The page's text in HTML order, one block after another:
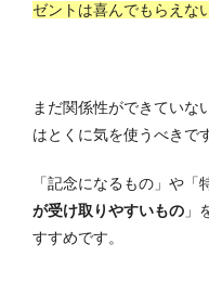
ゼントは喜んでもらえな
まだ関係性ができていな
はとくに気を使うべきで
「記念になるもの」や
が受け取りやすいもの 」
すすめです。